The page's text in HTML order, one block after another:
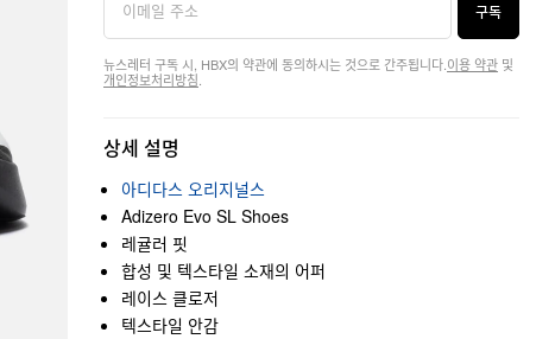
구독
뉴스레터 구독 시, HBX의 약관에 동의하시는 것으로 간주됩니다. 이용 약관 및
개인정보처리방침
상세 설명
아디다스 오리지널스
Adizero Evo SL Shoes
레귤러 핏
합성 및 텍스타일 소재의 어퍼
레이스 클로저
텍스타일 안감